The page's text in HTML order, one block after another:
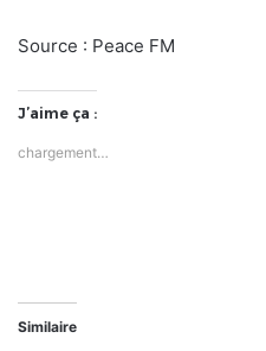
Source : Peace FM
J’aime ça :
chargement…
Similaire